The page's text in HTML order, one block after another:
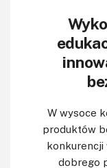
W wysoce
produktów
konkurencji
dobrego